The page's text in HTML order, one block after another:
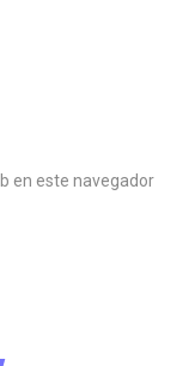
en este navegador